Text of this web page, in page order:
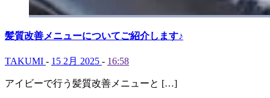
髪質改善メニューについてご紹介します♪
TAKUMI - 15 2月 2025 - 16:58
アイビーで行う髪質改善メニューと […]